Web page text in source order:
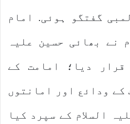
گفتگو ہوئی. امام
نے بھائی حسین علیہ
قرار دیا؛ امامت کے
کے ودائع اور امانتوں
السلام کے سپرد کیا